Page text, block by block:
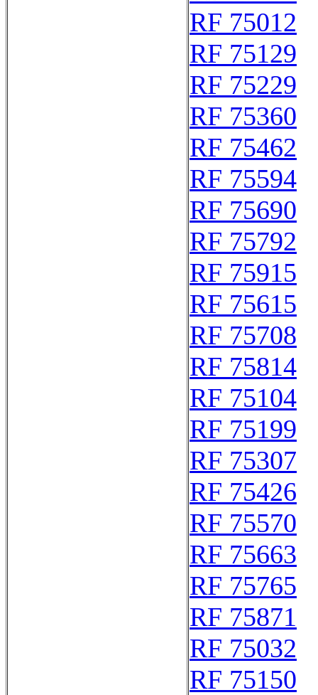
RF 75012
RF 75129
RF 75229
RF 75360
RF 75462
RF 75594
RF 75690
RF 75792
RF 75915
RF 75615
RF 75708
RF 75814
RF 75104
RF 75199
RF 75307
RF 75426
RF 75570
RF 75663
RF 75765
RF 75871
RF 75032
RF 75150